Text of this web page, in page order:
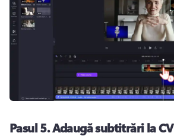
Pasul 5. Adaugă subtitrări la CV